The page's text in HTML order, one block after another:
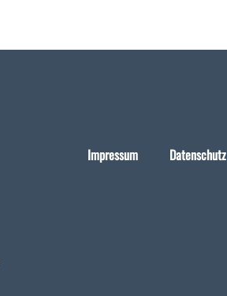
Impressum Datenschutz